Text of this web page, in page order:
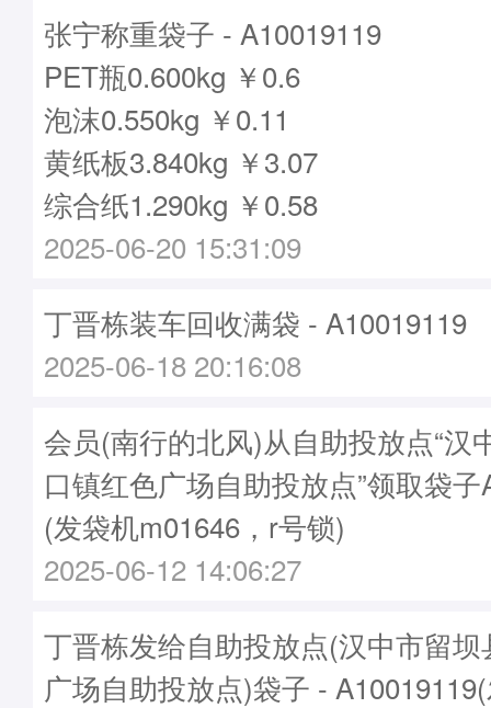
张宁称重袋子 - A10019119
PET瓶0.600kg ￥0.6
泡沫0.550kg ￥0.11
黄纸板3.840kg ￥3.07
综合纸1.290kg ￥0.58
2025-06-20 15:31:09
丁晋栋装车回收满袋 - A10019119
2025-06-18 20:16:08
会员(南行的北风)从自助投放点“汉
口镇红色广场自助投放点”领取袋子
(发袋机m01646，r号锁)
2025-06-12 14:06:27
丁晋栋发给自助投放点(汉中市留
广场自助投放点)袋子 -